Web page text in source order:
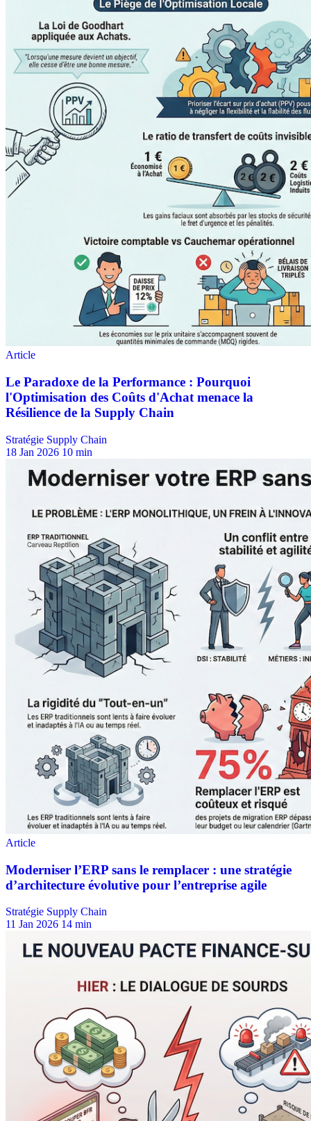
Stratégie Supply Chain
18 Jan 2026 10 min
Stratégie Supply Chain
11 Jan 2026 14 min